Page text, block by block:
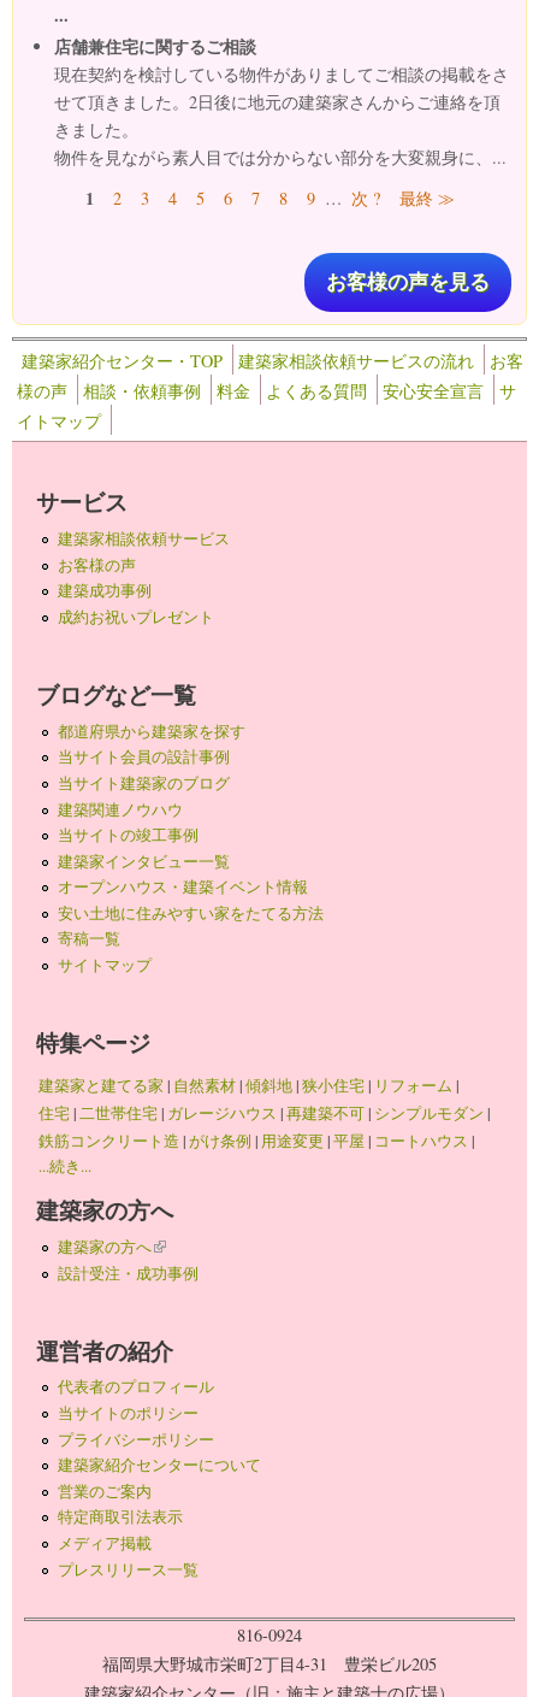
...
店舗兼住宅に関するご相談
現在契約を検討している物件がありましてご相談の掲載をさ
せて頂きました。2日後に地元の建築家さんからご連絡を頂
きました。
物件を見ながら素人目では分からない部分を大変親身に、...
ページ1 2 3 4 5 6 7 8 9 … 次 ? 最終 ≫
お客様の声を見る
建築家紹介センター・TOP 建築家相談依頼サービスの流れ
お客
様の声
相談・依頼事例 料金 よくある質問 安心安全宣言
サ
イトマップ
サービス
建築家相談依頼サービス
お客様の声
建築成功事例
成約お祝いプレゼント
ブログなど一覧
都道府県から建築家を探す
当サイト会員の設計事例
当サイト建築家のブログ
建築関連ノウハウ
当サイトの竣工事例
建築家インタビュー一覧
オープンハウス・建築イベント情報
安い土地に住みやすい家をたてる方法
寄稿一覧
サイトマップ
特集ページ
建築家と建てる家 | 自然素材|傾斜地|狭小住宅| リフォーム |
住宅|二世帯住宅| ガレージハウス |再建築不可| シンプルモダン |
鉄筋コンクリート造 |がけ条例 | 用途変更 |平屋 | コートハウス |
...続き...
建築家の方へ
建築家の方へ(link is external)
設計受注・成功事例
運営者の紹介
代表者のプロフィール
当サイトのポリシー
プライバシーポリシー
建築家紹介センターについて
営業のご案内
特定商取引法表示
メディア掲載
プレスリリース一覧
816-0924
福岡県大野城市栄町2丁目4-31 豊栄ビル205
建築家紹介センター（旧：施主と建築士の広場）